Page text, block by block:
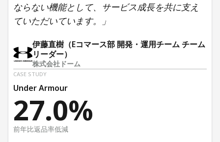
ならない機能として、サービス成長を共に支え
ていただいています。」
伊藤直樹（Eコマース部 開発・運用チーム チーム
リーダー）
株式会社ドーム
CASE STUDY
Under Armour
27.0%
前年比返品率低減